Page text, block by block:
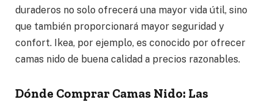
duraderos no solo ofrecerá una mayor vida útil, sino
que también proporcionará mayor seguridad y
confort. Ikea, por ejemplo, es conocido por ofrecer
camas nido de buena calidad a precios razonables.
Dónde Comprar Camas Nido: Las